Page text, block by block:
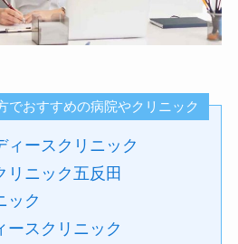
でおすすめの病院やクリニック
ィースクリニック
リニック五反田
ック
ースクリニック